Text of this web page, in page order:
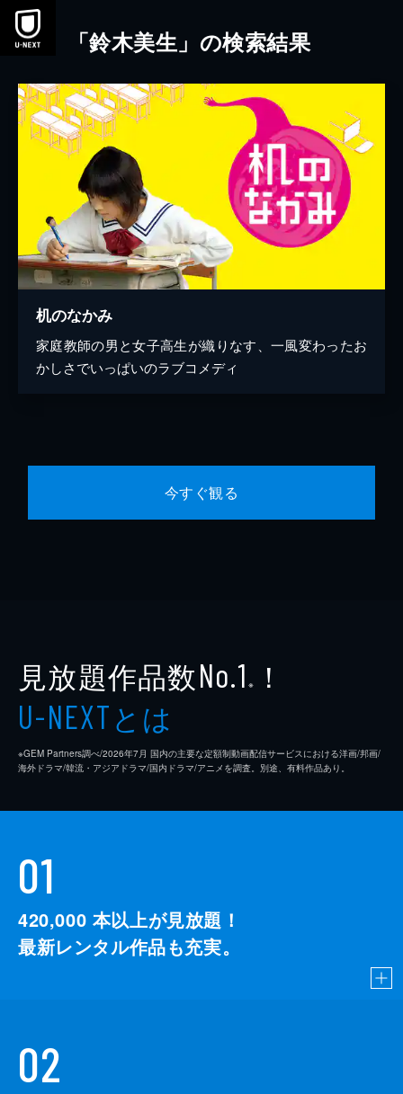
本文へスキップ
「鈴木美生」の検索結果
机のなかみ
家庭教師の男と女子高生が織りなす、一風変わったお
かしさでいっぱいのラブコメディ
今すぐ観る
見放題作品数No.1 ※ ！
U-NEXTとは
※GEM Partners調べ/2026年7⽉ 国内の主要な定額制動画配信サービスにおける洋画/邦画/
海外ドラマ/韓流・アジアドラマ/国内ドラマ/アニメを調査。別途、有料作品あり。
01
420,000 本以上が見放題！
最新レンタル作品も充実。
02